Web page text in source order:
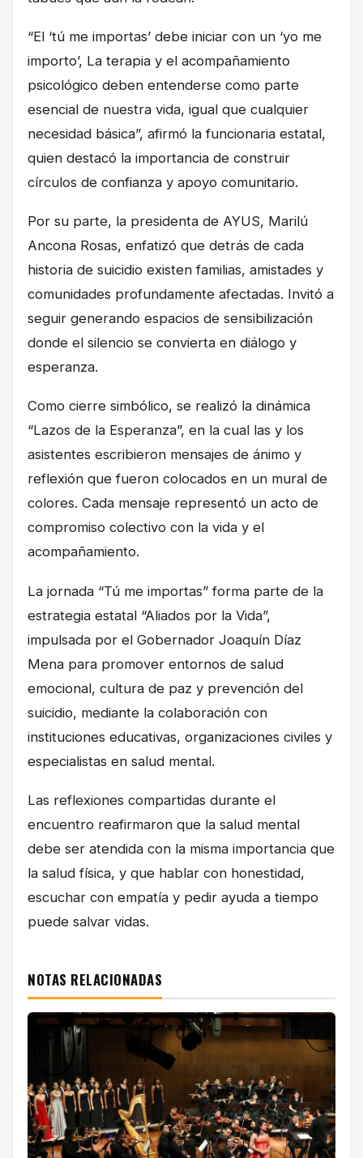
“El ‘tú me importas’ debe iniciar con un ‘yo me
importo’, La terapia y el acompañamiento
psicológico deben entenderse como parte
esencial de nuestra vida, igual que cualquier
necesidad básica”, afirmó la funcionaria estatal,
quien destacó la importancia de construir
círculos de confianza y apoyo comunitario.
Por su parte, la presidenta de AYUS, Marilú
Ancona Rosas, enfatizó que detrás de cada
historia de suicidio existen familias, amistades y
comunidades profundamente afectadas. Invitó a
seguir generando espacios de sensibilización
donde el silencio se convierta en diálogo y
esperanza.
Como cierre simbólico, se realizó la dinámica
“Lazos de la Esperanza”, en la cual las y los
asistentes escribieron mensajes de ánimo y
reflexión que fueron colocados en un mural de
colores. Cada mensaje representó un acto de
compromiso colectivo con la vida y el
acompañamiento.
La jornada “Tú me importas” forma parte de la
estrategia estatal “Aliados por la Vida”,
impulsada por el Gobernador Joaquín Díaz
Mena para promover entornos de salud
emocional, cultura de paz y prevención del
suicidio, mediante la colaboración con
instituciones educativas, organizaciones civiles y
especialistas en salud mental.
Las reflexiones compartidas durante el
encuentro reafirmaron que la salud mental
debe ser atendida con la misma importancia que
la salud física, y que hablar con honestidad,
escuchar con empatía y pedir ayuda a tiempo
puede salvar vidas.
NOTAS RELACIONADAS